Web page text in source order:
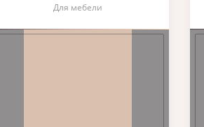
Для мебели